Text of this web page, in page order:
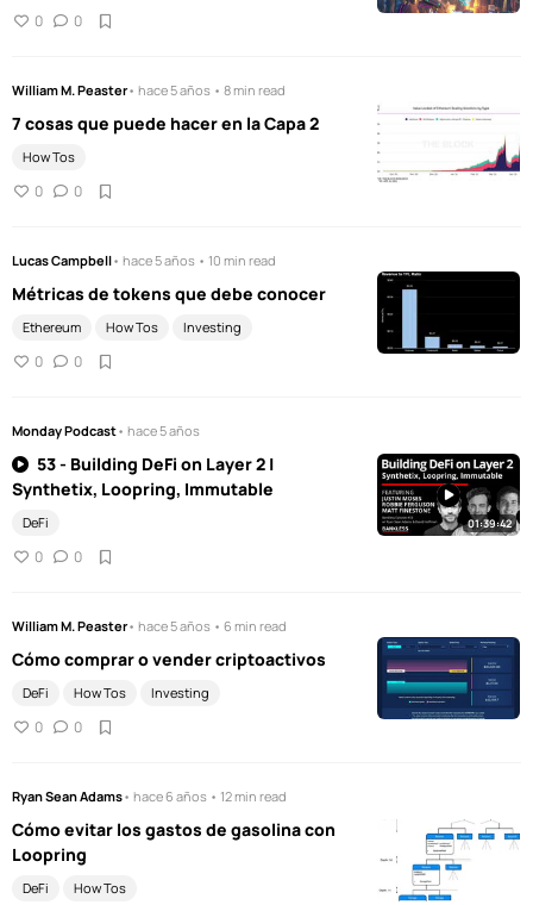
0 0
William M. Peaster• hace 5 años • 8 min read
7 cosas que puede hacer en la Capa 2
How Tos
0 0
Lucas Campbell• hace 5 años • 10 min read
Métricas de tokens que debe conocer
Ethereum How Tos Investing
0 0
Monday Podcast• hace 5 años
53 - Building DeFi on Layer 2 |
Synthetix, Loopring, Immutable
DeFi
0 0
01:39:42
William M. Peaster• hace 5 años • 6 min read
Cómo comprar o vender criptoactivos
DeFi How Tos Investing
0 0
Ryan Sean Adams• hace 6 años • 12 min read
Cómo evitar los gastos de gasolina con
Loopring
DeFi How Tos